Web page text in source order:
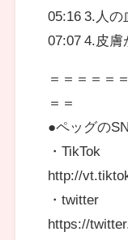
05:16 3.人
07:07 4.皮
＝＝＝＝＝
＝＝
●ペッグの
・TikTok
http://
・twitter
https://